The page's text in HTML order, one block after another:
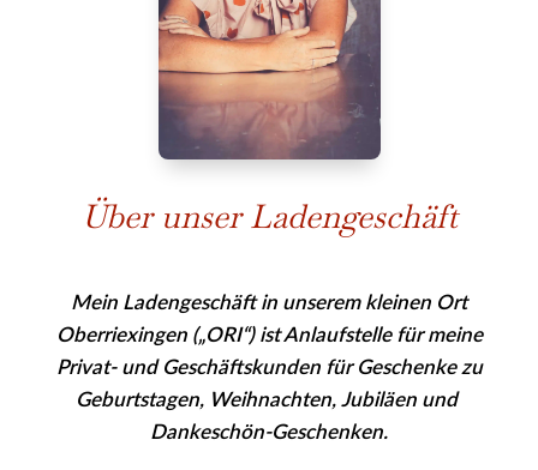
Über unser Ladengeschäft
Mein Ladengeschäft in unserem kleinen Ort
Oberriexingen („ORI“) ist Anlaufstelle für meine
Privat- und Geschäfts­kunden für Geschenke zu
Geburtstagen, Weihnachten, Jubiläen und
Dankeschön-Geschenken.